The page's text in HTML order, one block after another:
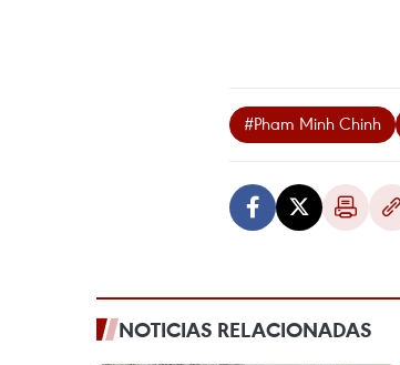
#Pham Minh Chinh
NOTICIAS RELACIONADAS